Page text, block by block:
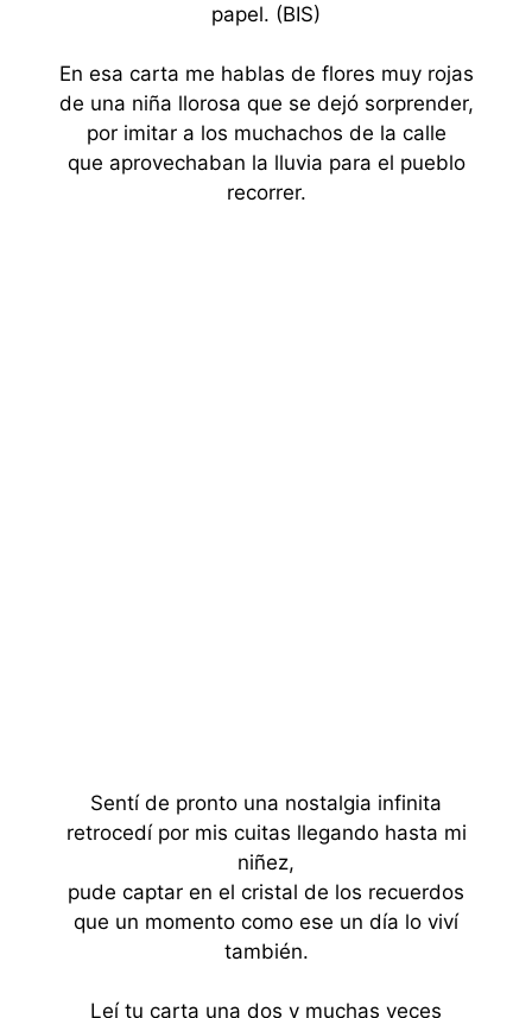
papel. (BIS)
En esa carta me hablas de flores muy rojas
de una niña llorosa que se dejó sorprender,
por imitar a los muchachos de la calle
que aprovechaban la lluvia para el pueblo
recorrer.
Sentí de pronto una nostalgia infinita
retrocedí por mis cuitas llegando hasta mi
niñez,
pude captar en el cristal de los recuerdos
que un momento como ese un día lo viví
también.
Leí tu carta una dos y muchas veces